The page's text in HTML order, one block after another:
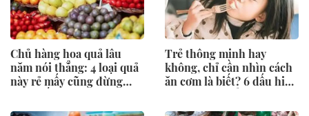
Chủ hàng hoa quả lâu
năm nói thẳng: 4 loại quả
này rẻ mấy cũng đừng
ngại ăn
Trẻ thông minh hay
không, chỉ cần nhìn cách
ăn cơm là biết? 6 dấu hiệu